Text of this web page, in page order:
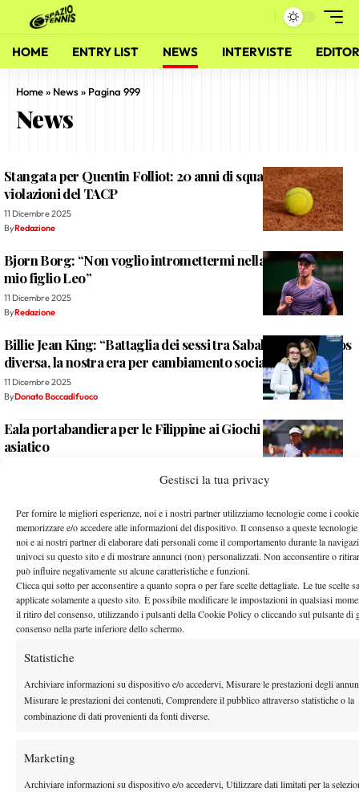
Gestisci la tua privacy
Per fornire le migliori esperienze, noi e i nostri partner utilizziamo tecnologie come i
memorizzare e/o accedere alle informazioni del dispositivo. Il consenso a queste tecnologie
noi e ai nostri partner di elaborare dati personali come il comportamento durante la
univoci su questo sito e di mostrare annunci (non) personalizzati. Non acconsentire o
può influire negativamente su alcune caratteristiche e funzioni.
Clicca qui sotto per acconsentire a quanto sopra o per fare scelte dettagliate. Le tue scelte
applicate solamente a questo sito. È possibile modificare le impostazioni in qualsiasi
il ritiro del consenso, utilizzando i pulsanti della Cookie Policy o cliccando sul pulsante di
consenso nella parte inferiore dello schermo.
Statistiche
Archiviare informazioni su dispositivo e/o accedervi, Misurare le prestazioni degli
Misurare le prestazioni dei contenuti, Comprendere il pubblico attraverso statistiche o la
combinazione di dati provenienti da fonti diverse.
Marketing
Archiviare informazioni su dispositivo e/o accedervi, Utilizzare dati limitati per la
HOME ENTRY LIST NEWS INTERVISTE
Home» News» Pagina 999
News
Stangata per Quentin Folliot: 20 anni di squalifica per
violazioni del TACP
11 Dicembre 2025
ByRedazione
Bjorn Borg: “Non voglio intromettermi nella carriera di
mio figlio Leo”
11 Dicembre 2025
ByRedazione
Billie Jean King: “Battaglia dei sessi tra Sabalenka e Kyrgios
diversa, la nostra era per cambiamento sociale”
11 Dicembre 2025
ByDonato Boccadifuoco
Eala portabandiera per le Filippine ai Giochi del Sud-est
asiatico
… 997 998 999 1.000 1.001 … 1.266
Instagram